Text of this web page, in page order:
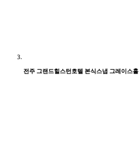
전주 그랜드힐스턴호텔 본식스냅 그레이스홀